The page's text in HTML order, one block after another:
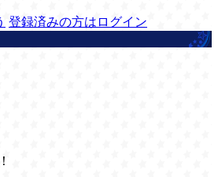
登録済みの方はログイン